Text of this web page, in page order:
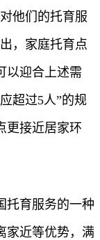
他们的托育服
，家庭托育点
以迎合上述需
超过5人”的规
更接近居家环
托育服务的一种
家近等优势，满